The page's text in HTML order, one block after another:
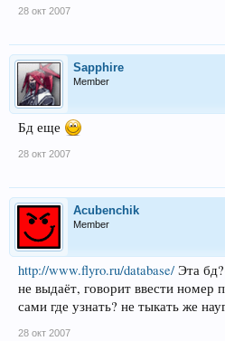
28 окт 2007
Sapphire
Member
Бд еще
28 окт 2007
Acubenchik
Member
http://www.flyro.ru/database/ Эта бд?
не выдаёт, говорит ввести номер
сами где узнать? не тыкать же
28 окт 2007